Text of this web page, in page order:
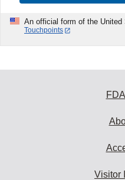
An official form of the
Touchpoints
Visitor